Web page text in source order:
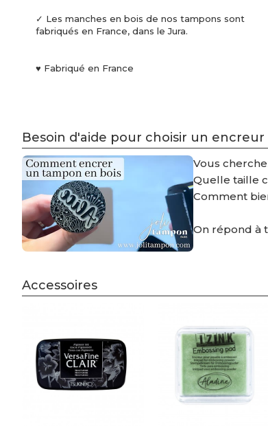
✓ Les manches en bois de nos tampons sont
fabriqués en France, dans le Jura.
♥ Fabriqué en France
Besoin d'aide pour choisir un encreur
Vous
Quelle taille
Comment
On répond à
Accessoires